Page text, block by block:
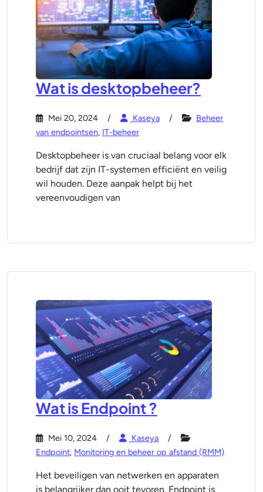
Wat is desktopbeheer?
Mei 20, 2024 Kaseya
Beheer
van endpointsen, IT-beheer
Desktopbeheer is van cruciaal belang voor elk
bedrijf dat zijn IT-systemen efficiënt en veilig
wil houden. Deze aanpak helpt bij het
vereenvoudigen van
Wat is Endpoint ?
Mei 10, 2024
Kaseya
Endpoint, Monitoring en beheer op afstand (RMM)
Het beveiligen van netwerken en apparaten
is belangrijker dan ooit tevoren. Endpoint is